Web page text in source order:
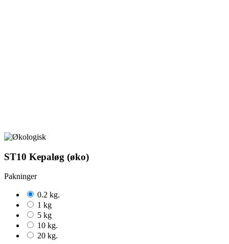
ST10 Kepaløg (øko)
Pakninger
0.2 kg.
1 kg
5 kg
10 kg.
20 kg.